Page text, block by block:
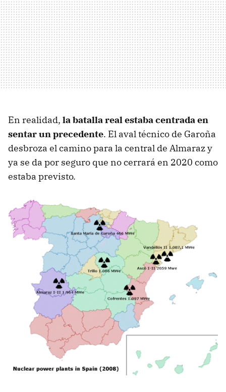
En realidad, la batalla real estaba centrada en
sentar un precedente. El aval técnico de Garoña
desbroza el camino para la central de Almaraz y
ya se da por seguro que no cerrará en 2020 como
estaba previsto.